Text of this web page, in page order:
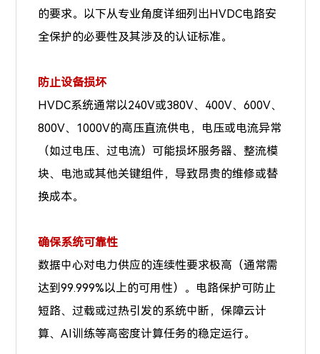
的要求。以下从专业角度详细列出HVDC电路安
全保护的必要性及其涉及的认证标准。
防止设备损坏
HVDC系统通常以240V或380V、400V、600V、
800V、1000V的高压直流供电，电压或电流异常
（如过电压、过电流）可能损坏服务器、整流模
块、电池或其他关键组件，导致昂贵的维修或替
换成本。
确保系统可靠性
数据中心对电力供应的连续性要求极高（通常需
达到99.999%以上的可用性）。电路保护可防止
短路、过载或过热引发的系统中断，保障云计
算、AI训练等高密度计算任务的稳定运行。